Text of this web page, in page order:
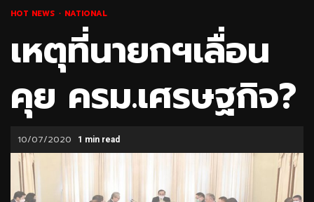
HOT NEWS NATIONAL
เหตุที่นายกฯเลื่อน
คุย ครม.เศรษฐกิจ?
10/07/2020 1 min read